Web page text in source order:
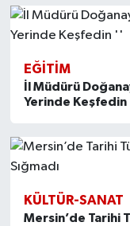
EĞITIM
İl Müdürü
Yerinde
KÜLTÜR-SANAT
Mersin’de Tarihi